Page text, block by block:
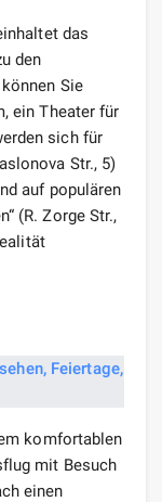
das
den
Sie
ein Theater für
sich für
Str., 5)
auf populären
(R. Zorge Str.,
komfortablen
mit Besuch
einen